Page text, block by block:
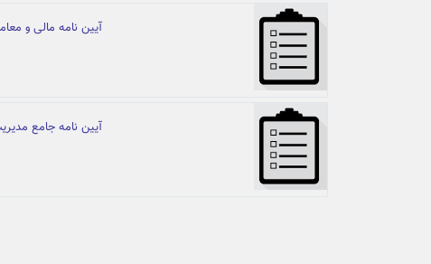
آیین نامه مالی و
آیین نامه جامع